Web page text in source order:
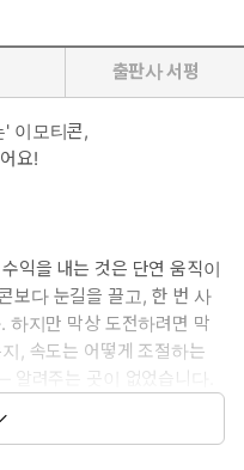
출판사 서평
이모티콘,
요!
익을 내는 것은 단연 움직이
보다 눈길을 끌고, 한 번 사
하지만 막상 도전하려면 막
, 속도는 어떻게 조절하는
알려주는 곳이 없었습니다.
개인 작가 중 가장 많은 이모
인 작가'입니다. 350개가 넘